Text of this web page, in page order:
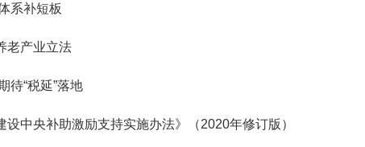
系补短板
老产业立法
待“税延”落地
中央补助激励支持实施办法》（2020年修订版）